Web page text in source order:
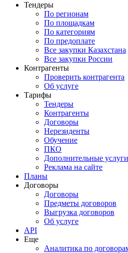
Тендеры
По регионам
По площадкам
По категориям
По предоплате
Все закупки Казахстана
Все закупки России
Контрагенты
Проверить контрагента
Об услуге
Тарифы
Тендеры
Контрагенты
Договоры
Нерезиденты
Обучение
ПКО
Дополнительные услуги
Реклама на сайте
Планы
Договоры
Договоры
Предметы договоров
Выгрузка договоров
Об услуге
API
Еще
Аналитика по